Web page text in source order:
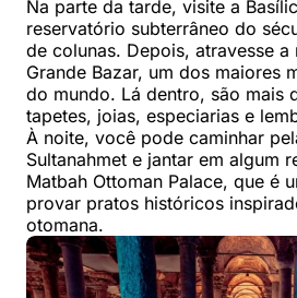
Na parte da tarde, visite a
reservatório subterrâneo do
de colunas. Depois, atravesse a
Grande Bazar, um dos maiores
do mundo. Lá dentro, são mais
tapetes, joias, especiarias e
À noite, você pode caminhar
Sultanahmet e jantar em algum
Matbah Ottoman Palace, que é
provar pratos históricos
otomana.